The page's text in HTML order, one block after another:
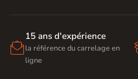

15 ans d'expérience
la référence du carrelage en
ligne